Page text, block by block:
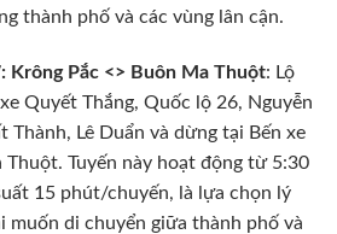
thành phố và các vùng lân cận.
Krông Pắc <> Buôn Ma Thuột: Lộ
Quyết Thắng, Quốc lộ 26, Nguyễn
Thành, Lê Duẩn và dừng tại Bến xe
Thuột. Tuyến này hoạt động từ 5:30
15 phút/chuyến, là lựa chọn lý
muốn di chuyển giữa thành phố và